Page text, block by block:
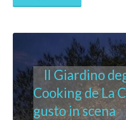
Il Giardino
Cooking de La
gusto in scena